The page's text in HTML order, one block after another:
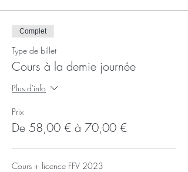
Complet
Type de billet
Cours à la demie journée
Plus d'info
Prix
De 58,00 € à 70,00 €
Cours + licence FFV 2023